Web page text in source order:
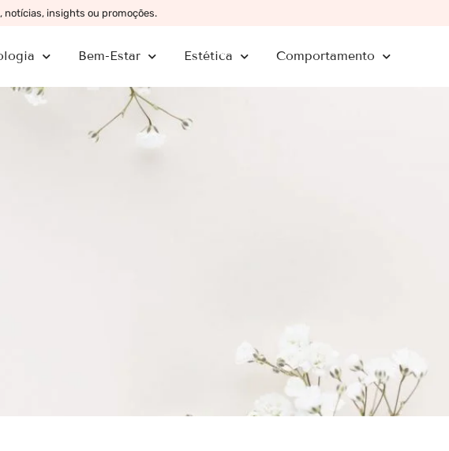
insights ou promoções.
Bem-Estar Estética Comportamento